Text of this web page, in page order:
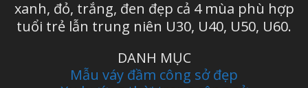
xanh, đỏ, trắng, đen đẹp cả 4 mùa phù hợp
tuổi trẻ lẫn trung niên U30, U40, U50, U60.
DANH MỤC
Mẫu váy đầm công sở đẹp